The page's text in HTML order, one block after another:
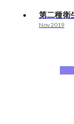
第二種衛
Nov 2019